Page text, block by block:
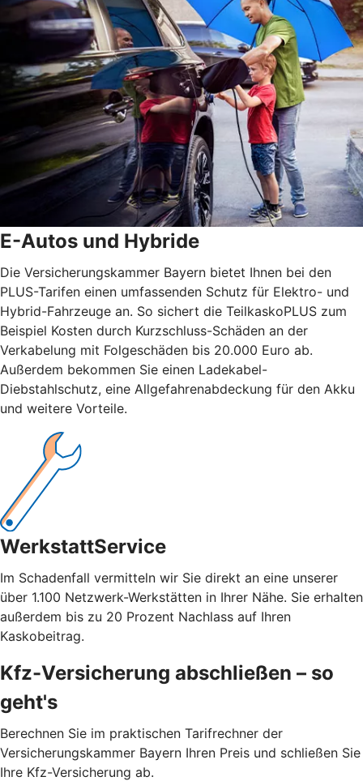
E-Autos und Hybride
Die Versicherungskammer Bayern bietet Ihnen bei den
PLUS-Tarifen einen umfassenden Schutz für Elektro- und
Hybrid-Fahrzeuge an. So sichert die TeilkaskoPLUS zum
Beispiel Kosten durch Kurzschluss-Schäden an der
Verkabelung mit Folgeschäden bis 20.000 Euro ab.
Außerdem bekommen Sie einen Ladekabel-
Diebstahlschutz, eine Allgefahrenabdeckung für den Akku
und weitere Vorteile.
WerkstattService
Im Schadenfall vermitteln wir Sie direkt an eine unserer
über 1.100 Netzwerk-Werkstätten in Ihrer Nähe. Sie erhalten
außerdem bis zu 20 Prozent Nachlass auf Ihren
Kaskobeitrag.
Kfz-Versicherung abschließen – so
geht's
Berechnen Sie im praktischen Tarifrechner der
Versicherungskammer Bayern Ihren Preis und schließen Sie
Ihre Kfz-Versicherung ab.